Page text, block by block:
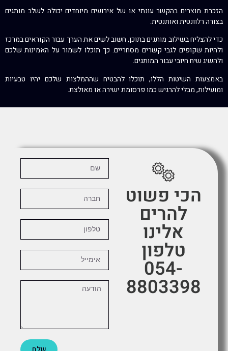
הזכרת מוצרים בהקשר עונתי או של אירועים מיוחדים יכולה לשלב מותגים
בצורה רלוונטית ואותנטית.
כדי להצליח בשילוב מותגים בתוכן, חשוב לשים את הערך עבור הקוראים במרכז
ולהיות שקופים לגבי קשרים מסחריים. כך תוכלו לשמור על האמינות שלכם
ולהשיג שיח חיובי עבור המותגים.
באמצעות השיטות הללו, תוכלו להבטיח שההמלצות שלכם יהיו טבעיות
ומועילות, מבלי להרגיש כמו פרסומת ישירה או מאולצת.
הכי פשוט
להרים
אלינו
טלפון
054-
8803398